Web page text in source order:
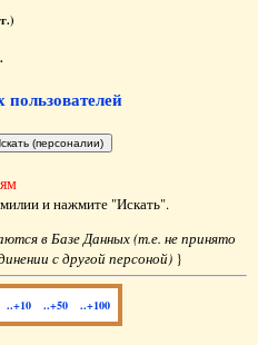
пользователей
и нажмите "Искать".
в Базе Данных (т.е. не принято
с другой персоной) }
..+10 ..+50 ..+100